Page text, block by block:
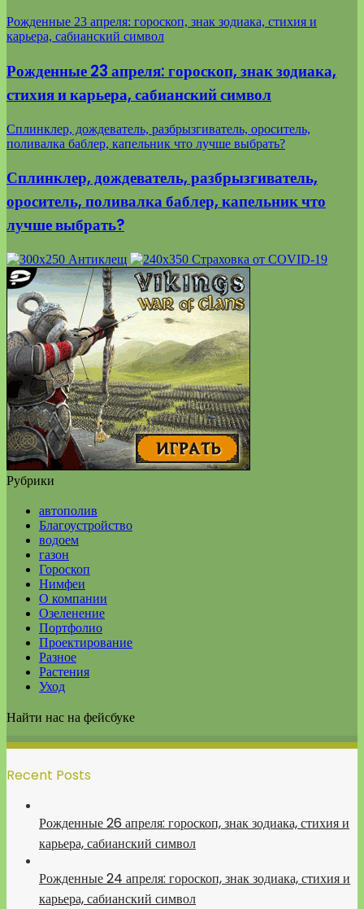
Рожденные 23 апреля: гороскоп, знак зодиака, стихия и
карьера, сабианский символ
Рожденные 23 апреля: гороскоп, знак зодиака,
стихия и карьера, сабианский символ
Сплинклер, дождеватель, разбрызгиватель, ороситель,
поливалка баблер, капельник что лучше выбрать?
Сплинклер, дождеватель, разбрызгиватель,
ороситель, поливалка баблер, капельник что
лучше выбрать?
Рубрики
автополив
Благоустройство
водоем
газон
Гороскоп
Нимфеи
О компании
Озеленение
Портфолио
Проектирование
Разное
Растения
Уход
Найти нас на фейсбуке
Recent Posts
Рожденные 26 апреля: гороскоп, знак зодиака, стихия и
карьера, сабианский символ
Рожденные 24 апреля: гороскоп, знак зодиака, стихия и
карьера, сабианский символ